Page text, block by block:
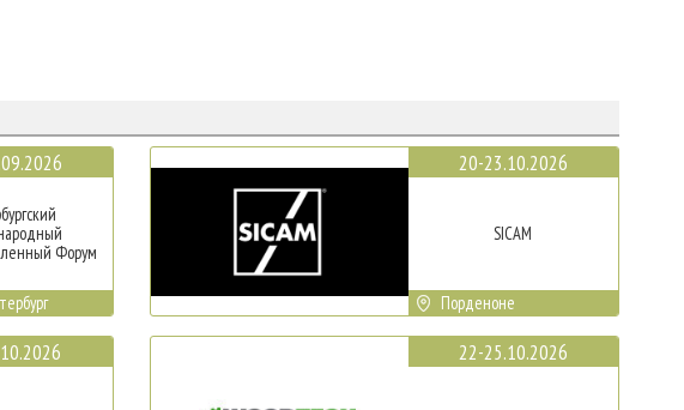
Форум
20-23.10.2026
SICAM
Порденоне
22-25.10.2026